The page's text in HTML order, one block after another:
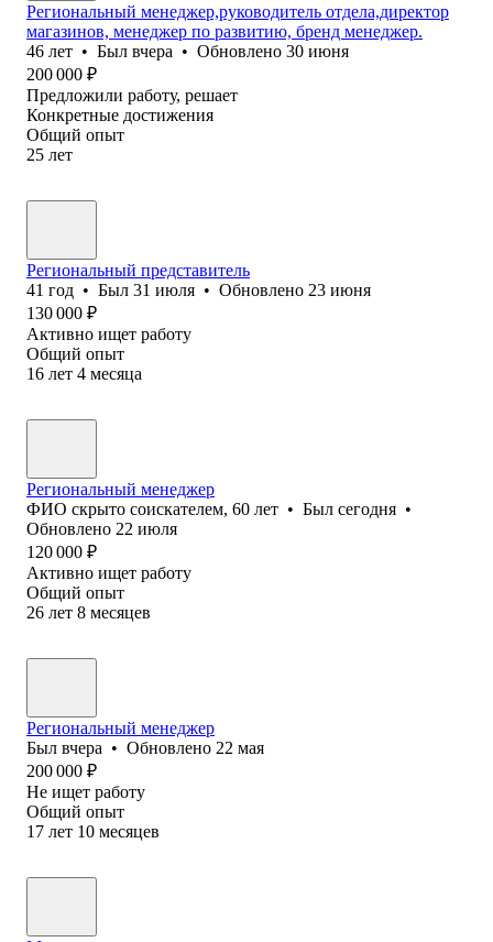
Региональный менеджер,руководитель отдела,директор
магазинов, менеджер по развитию, бренд менеджер.
46 лет • Был вчера • Обновлено 30 июня
200 000 ₽
Предложили работу, решает
Конкретные достижения
Общий опыт
25 лет
Региональный представитель
41 год • Был 31 июля • Обновлено 23 июня
130 000 ₽
Активно ищет работу
Общий опыт
16 лет 4 месяца
Региональный менеджер
ФИО скрыто соискателем, 60 лет • Был сегодня •
Обновлено 22 июля
120 000 ₽
Активно ищет работу
Общий опыт
26 лет 8 месяцев
Региональный менеджер
Был вчера • Обновлено 22 мая
200 000 ₽
Не ищет работу
Общий опыт
17 лет 10 месяцев